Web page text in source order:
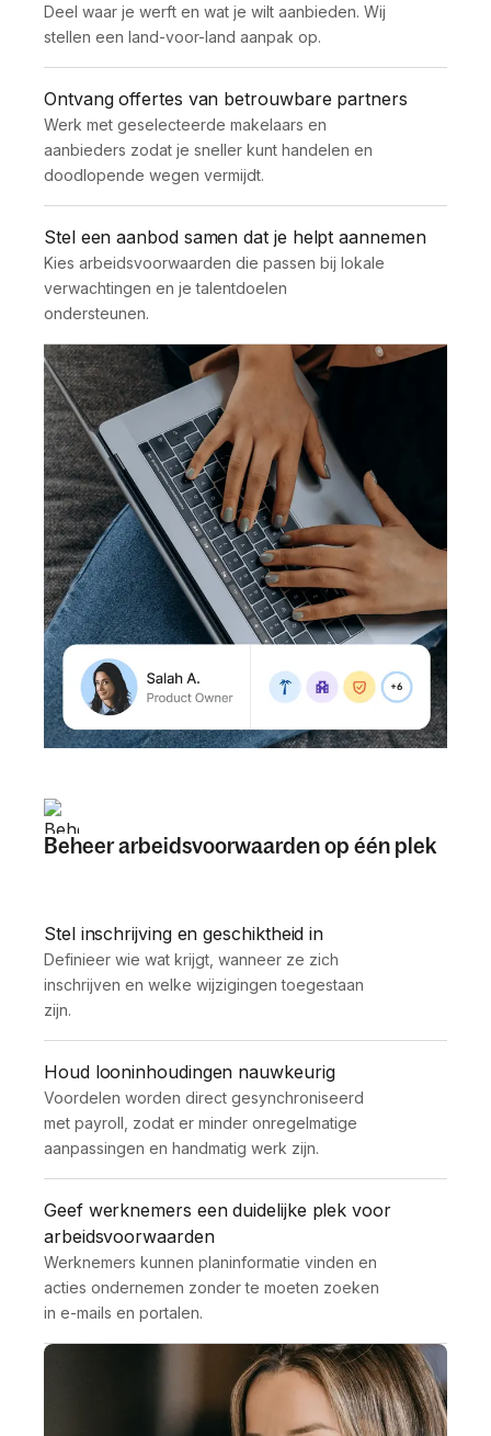
Deel waar je werft en wat je wilt aanbieden. Wij
stellen een land-voor-land aanpak op.
Ontvang offertes van betrouwbare partners
Werk met geselecteerde makelaars en
aanbieders zodat je sneller kunt handelen en
doodlopende wegen vermijdt.
Stel een aanbod samen dat je helpt aannemen
Kies arbeidsvoorwaarden die passen bij lokale
verwachtingen en je talentdoelen
ondersteunen.
Beheer arbeidsvoorwaarden op één plek
Stel inschrijving en geschiktheid in
Definieer wie wat krijgt, wanneer ze zich
inschrijven en welke wijzigingen toegestaan
zijn.
Houd looninhoudingen nauwkeurig
Voordelen worden direct gesynchroniseerd
met payroll, zodat er minder onregelmatige
aanpassingen en handmatig werk zijn.
Geef werknemers een duidelijke plek voor
arbeidsvoorwaarden
Werknemers kunnen planinformatie vinden en
acties ondernemen zonder te moeten zoeken
in e-mails en portalen.